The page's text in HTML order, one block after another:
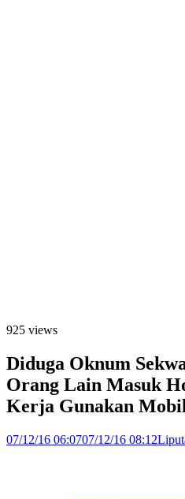
925 views
Diduga Oknum
Orang Lain Masuk
Kerja Gunakan
07/12/16 06:0707/12/16 08:12